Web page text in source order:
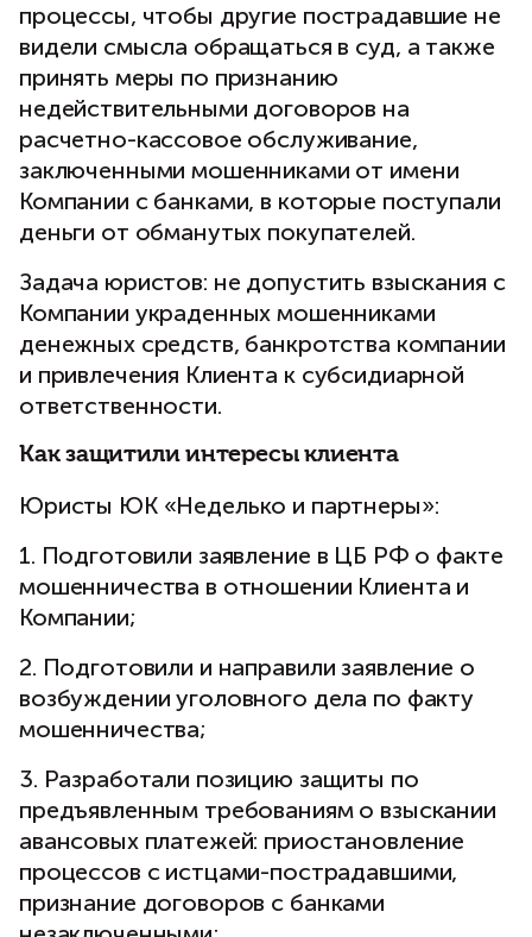
процессы, чтобы другие пострадавшие не
видели смысла обращаться в суд, а также
принять меры по признанию
недействительными договоров на
расчетно-кассовое обслуживание,
заключенными мошенниками от имени
Компании с банками, в которые поступали
деньги от обманутых покупателей.
Задача юристов: не допустить взыскания с
Компании украденных мошенниками
денежных средств, банкротства компании
и привлечения Клиента к субсидиарной
ответственности.
Как защитили интересы клиента
Юристы ЮК «Неделько и партнеры»:
1. Подготовили заявление в ЦБ РФ о факте
мошенничества в отношении Клиента и
Компании;
2. Подготовили и направили заявление о
возбуждении уголовного дела по факту
мошенничества;
3. Разработали позицию защиты по
предъявленным требованиям о взыскании
авансовых платежей: приостановление
процессов с истцами-пострадавшими,
признание договоров с банками